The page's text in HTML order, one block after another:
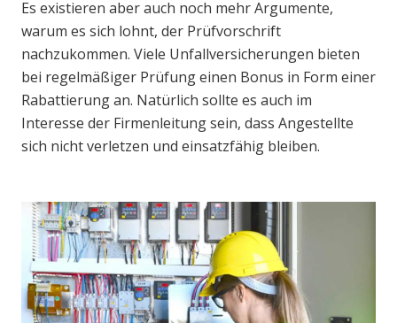
Es existieren aber auch noch mehr Argumente,
warum es sich lohnt, der Prüfvorschrift
nachzukommen. Viele Unfallversicherungen bieten
bei regelmäßiger Prüfung einen Bonus in Form einer
Rabattierung an. Natürlich sollte es auch im
Interesse der Firmenleitung sein, dass Angestellte
sich nicht verletzen und einsatzfähig bleiben.